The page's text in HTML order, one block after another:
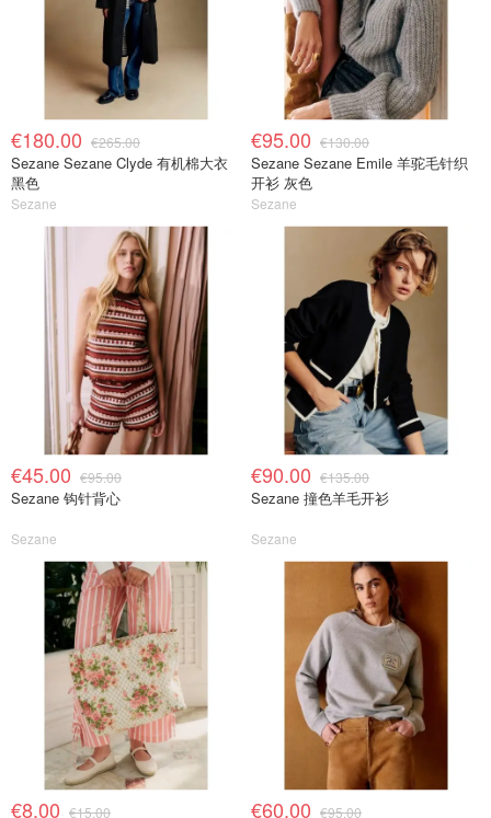
€180.00 €265.00
Sezane Sezane Clyde 有机棉大衣
黑色
Sezane
€95.00 €130.00
Sezane Sezane Emile 羊驼毛针织
开衫 灰色
Sezane
€45.00 €95.00
Sezane 钩针背心
Sezane
€90.00 €135.00
Sezane 撞色羊毛开衫
Sezane
€8.00 €15.00 €60.00 €95.00